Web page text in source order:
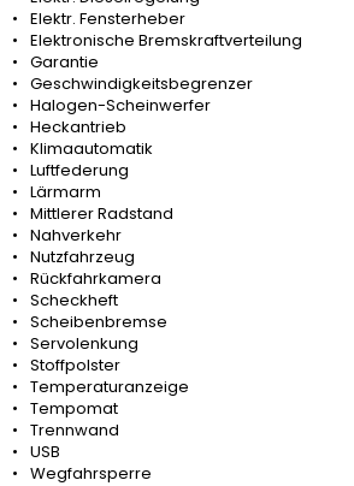
Elektr. Fensterheber
Elektronische Bremskraftverteilung
Garantie
Geschwindigkeitsbegrenzer
Halogen-Scheinwerfer
Heckantrieb
Klimaautomatik
Luftfederung
Lärmarm
Mittlerer Radstand
Nahverkehr
Nutzfahrzeug
Rückfahrkamera
Scheckheft
Scheibenbremse
Servolenkung
Stoffpolster
Temperaturanzeige
Tempomat
Trennwand
USB
Wegfahrsperre